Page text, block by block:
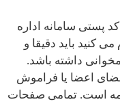
پستی سامانه اداره
کنید باید دقیقا و
داشته باشد.
اعضا یا فراموش
است. تمامی صفحات